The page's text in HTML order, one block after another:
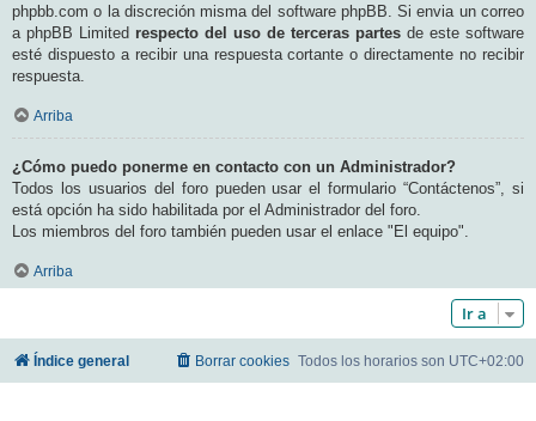
phpbb.com o la discreción misma del software phpBB. Si envia un correo
a phpBB Limited respecto del uso de terceras partes de este software
esté dispuesto a recibir una respuesta cortante o directamente no recibir
respuesta.
Arriba
¿Cómo puedo ponerme en contacto con un Administrador?
Todos los usuarios del foro pueden usar el formulario “Contáctenos”, si
está opción ha sido habilitada por el Administrador del foro.
Los miembros del foro también pueden usar el enlace "El equipo".
Arriba
Ir a
Índice general Todos los horarios son UTC+02:00
Borrar cookies